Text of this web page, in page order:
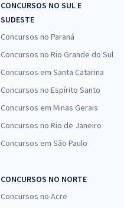
CONCURSOS NO SUL E
SUDESTE
Concursos no Paraná
Concursos no Rio Grande do Sul
Concursos em Santa Catarina
Concursos no Espírito Santo
Concursos em Minas Gerais
Concursos no Rio de Janeiro
Concursos em São Paulo
CONCURSOS NO NORTE
Concursos no Acre